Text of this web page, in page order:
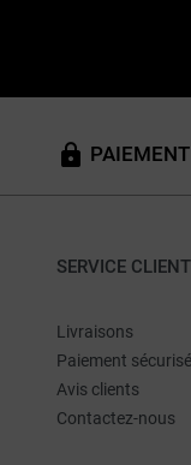
SERVICE CLIENT
Livraisons
Paiement sécurisé
Avis clients
Contactez-nous